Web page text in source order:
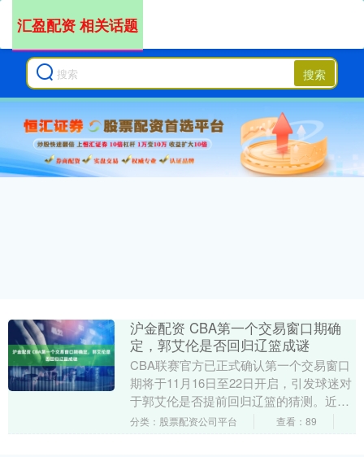
搜索
汇盈配资 相关话题
沪金配资 CBA第一个交易窗口期确
定，郭艾伦是否回归辽篮成谜
CBA联赛官方已正式确认第一个交易窗口
期将于11月16日至22日开启，引发球迷对
于郭艾伦是否提前回归辽篮的猜测。近期
有传闻称郭艾伦长时间在辽宁沈阳训练，
分类：股票配资公司平台 查看：89